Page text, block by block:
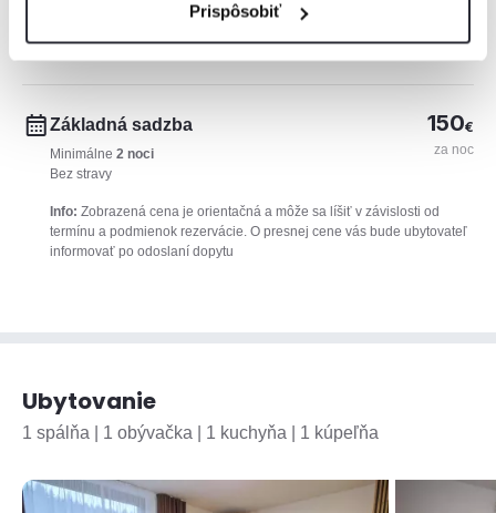
Prispôsobiť
Základná sadzba
Minimálne 2 noci
Bez stravy
Info: Zobrazená cena je orientačná a môže sa líšiť v závislosti od
termínu a podmienok rezervácie. O presnej cene vás bude ubytovateľ
informovať po odoslaní dopytu
150€
za noc
Ubytovanie
1 spálňa | 1 obývačka | 1 kuchyňa | 1 kúpeľňa